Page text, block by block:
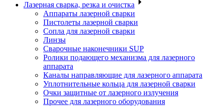
Лазерная сварка, резка и очистка
Аппараты лазерной сварки
Пистолеты лазерной сварки
Сопла для лазерной сварки
Линзы
Сварочные наконечники SUP
Ролики подающего механизма для лазерного
аппарата
Каналы направляющие для лазерного аппарата
Уплотнительные кольца для лазерной сварки
Очки защитные от лазерного излучения
Прочее для лазерного оборудования